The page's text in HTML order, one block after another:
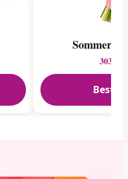
303 kr.
Bestil